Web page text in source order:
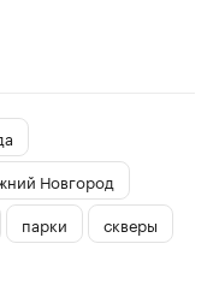
Новгород
парки скверы